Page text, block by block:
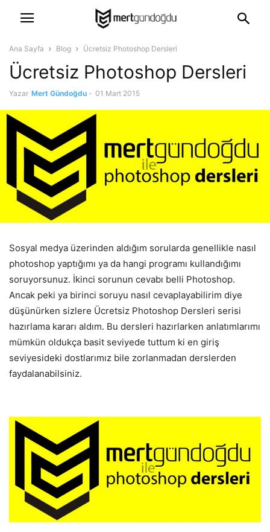
Ana Sayfa Blog Ücretsiz Photoshop Dersleri
Ücretsiz Photoshop Dersleri
Yazar Mert Gündoğdu - 01 Mart 2015
Sosyal medya üzerinden aldığım sorularda genellikle nasıl
photoshop yaptığımı ya da hangi programı kullandığımı
soruyorsunuz. İkinci sorunun cevabı belli Photoshop.
Ancak peki ya birinci soruyu nasıl cevaplayabilirim diye
düşünürken sizlere Ücretsiz Photoshop Dersleri serisi
hazırlama kararı aldım. Bu dersleri hazırlarken anlatımlarımı
mümkün oldukça basit seviyede tuttum ki en giriş
seviyesideki dostlarımız bile zorlanmadan derslerden
faydalanabilsiniz.